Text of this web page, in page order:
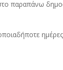
παραπάνω